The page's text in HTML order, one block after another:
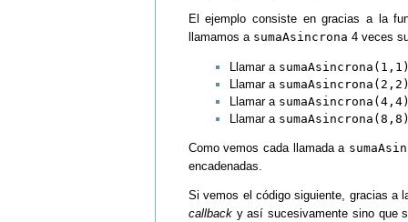
El ejemplo consiste en gracias a la
llamamos a sumaAsincrona 4 veces
Llamar a
Llamar a
Llamar a
Llamar a
Como vemos cada llamada a
encadenadas.
Si vemos el código siguiente, gracias a
callbacky así sucesivamente sino que